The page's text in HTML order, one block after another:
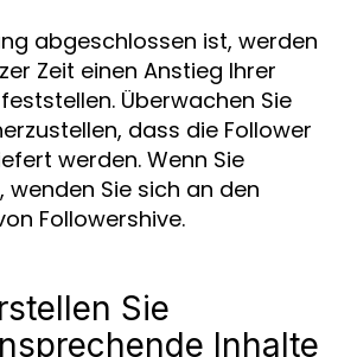
abgeschlossen ist, werden
Zeit einen Anstieg Ihrer
Überwachen Sie
dass die Follower
werden. Wenn Sie
wenden Sie sich an den
Followershive.
Sie
Inhalte